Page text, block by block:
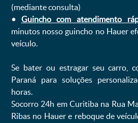
(mediante consulta)
• Guincho com atendimento
minutos nosso guincho no Hauer
veículo.
Se bater ou estragar seu carro,
Paraná para soluções
horas.
Socorro 24h em Curitiba na Rua
Ribas no Hauer e reboque de